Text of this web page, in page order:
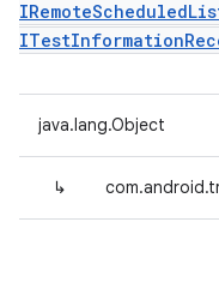
java.lang.Object
↳